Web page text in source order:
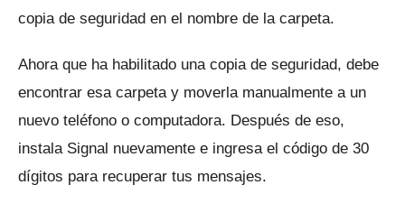
copia de seguridad en el nombre de la carpeta.
Ahora que ha habilitado una copia de seguridad, debe
encontrar esa carpeta y moverla manualmente a un
nuevo teléfono o computadora. Después de eso,
instala Signal nuevamente e ingresa el código de 30
dígitos para recuperar tus mensajes.